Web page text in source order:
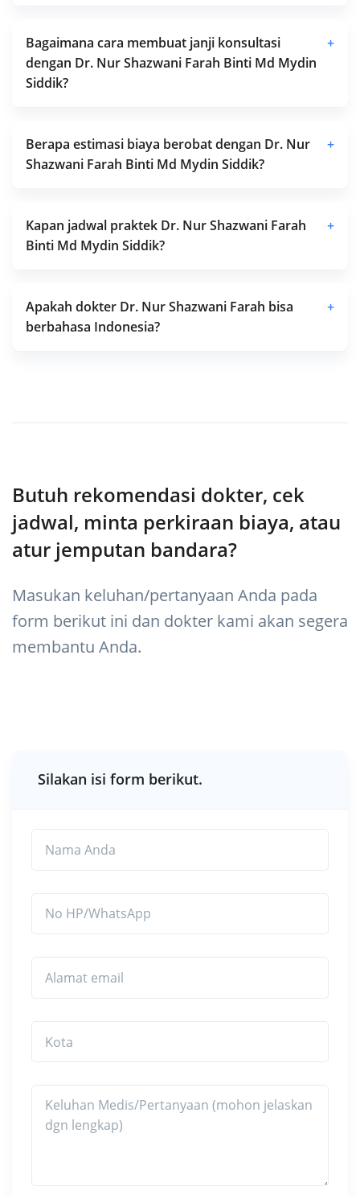
Bagaimana cara membuat janji konsultasi
dengan Dr. Nur Shazwani Farah Binti Md Mydin
Siddik?
+
Berapa estimasi biaya berobat dengan Dr. Nur
Shazwani Farah Binti Md Mydin Siddik?
+
Kapan jadwal praktek Dr. Nur Shazwani Farah
Binti Md Mydin Siddik?
+
Apakah dokter Dr. Nur Shazwani Farah bisa
berbahasa Indonesia?
+
Butuh rekomendasi dokter, cek
jadwal, minta perkiraan biaya, atau
atur jemputan bandara?
Masukan keluhan/pertanyaan Anda pada
form berikut ini dan dokter kami akan segera
membantu Anda.
Silakan isi form berikut.